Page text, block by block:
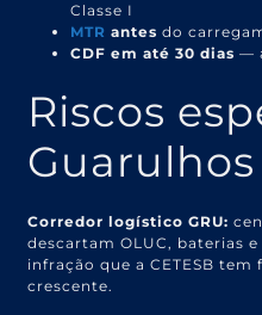
Classe I
MTR antes do
CDF em até 30 dias —
Riscos
Guarulhos
Corredor logístico GRU:
descartam OLUC, baterias
infração que a CETESB
crescente.